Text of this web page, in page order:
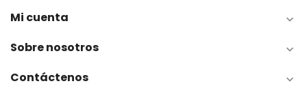
Mi cuenta 
Sobre nosotros 
Contáctenos 